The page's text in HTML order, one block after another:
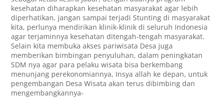
kesehatan diharapkan kesehatan masyarakat agar lebih
diperhatikan, jangan sampai terjadi Stunting di masyarakat
kita, perlunya mendirikan klinik-klinik di seluruh Indonesia
agar terjaminnya kesehatan ditengah-tengah masyarakat.
Selain kita membuka akses pariwisata Desa juga
memberikan bimbingan penyuluhan, dalam peningkatan
SDM nya agar para pelaku wisata bisa berkembang
menunjang perekonomiannya, Insya allah ke depan, untuk
pengembangan Desa Wisata akan terus dibimbing dan
mengembangkannya-